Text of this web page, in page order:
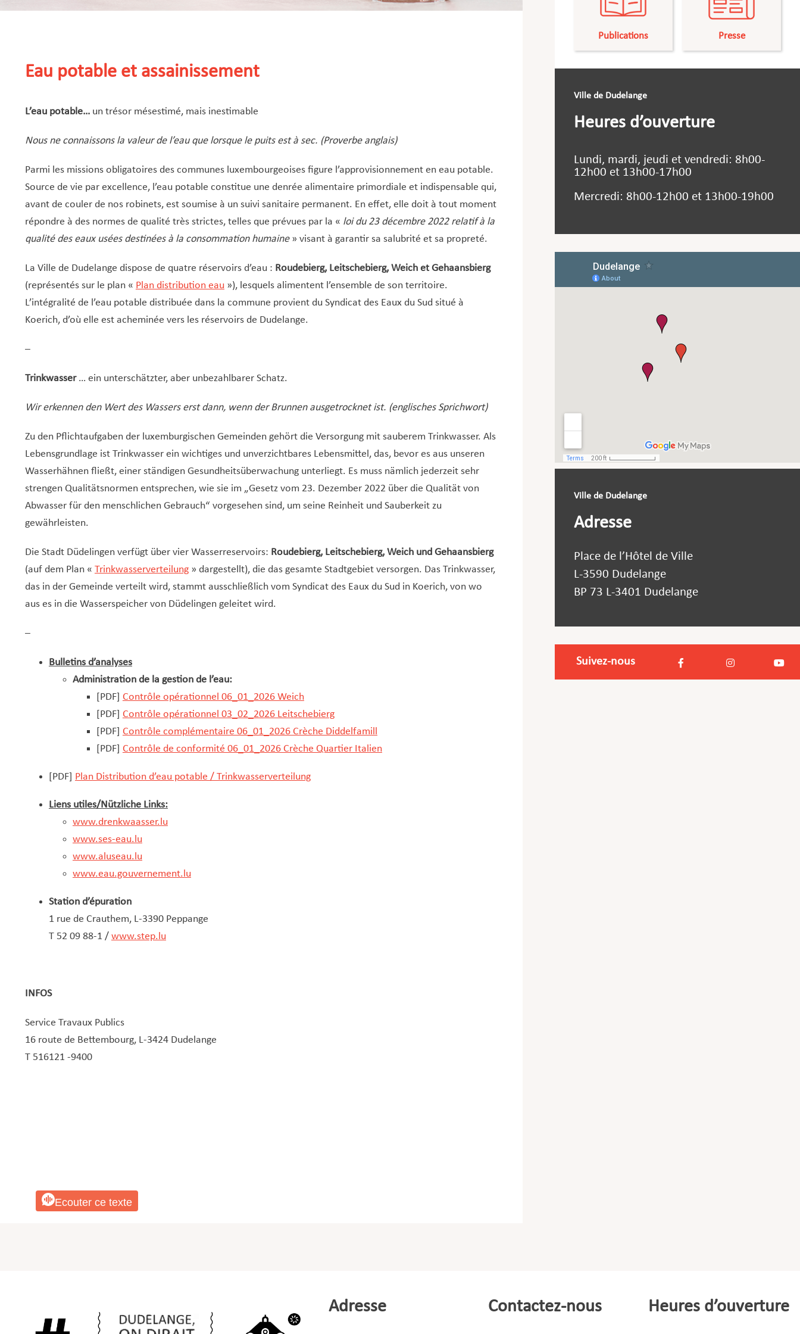
Eau potable et assainissement
L’eau potable… un trésor mésestimé, mais inestimable
Nous ne connaissons la valeur de l’eau que lorsque le puits est à sec. (Proverbe anglais)
Parmi les missions obligatoires des communes luxembourgeoises figure l’approvisionnement en eau potable.
Source de vie par excellence, l’eau potable constitue une denrée alimentaire primordiale et indispensable qui,
avant de couler de nos robinets, est soumise à un suivi sanitaire permanent. En effet, elle doit à tout moment
répondre à des normes de qualité très strictes, telles que prévues par la « loi du 23 décembre 2022 relatif à la
qualité des eaux usées destinées à la consommation humaine» visant à garantir sa salubrité et sa propreté.
La Ville de Dudelange dispose de quatre réservoirs d’eau : Roudebierg, Leitschebierg, Weich et Gehaansbierg
(représentés sur le plan « Plan distribution eau»), lesquels alimentent l’ensemble de son territoire.
L’intégralité de l’eau potable distribuée dans la commune provient du Syndicat des Eaux du Sud situé à
Koerich, d’où elle est acheminée vers les réservoirs de Dudelange.
–
Trinkwasser… ein unterschätzter, aber unbezahlbarer Schatz.
Wir erkennen den Wert des Wassers erst dann, wenn der Brunnen ausgetrocknet ist. (englisches Sprichwort)
Zu den Pflichtaufgaben der luxemburgischen Gemeinden gehört die Versorgung mit sauberem Trinkwasser. Als
Lebensgrundlage ist Trinkwasser ein wichtiges und unverzichtbares Lebensmittel, das, bevor es aus unseren
Wasserhähnen fließt, einer ständigen Gesundheitsüberwachung unterliegt. Es muss nämlich jederzeit sehr
strengen Qualitätsnormen entsprechen, wie sie im „Gesetz vom 23. Dezember 2022 über die Qualität von
Abwasser für den menschlichen Gebrauch“ vorgesehen sind, um seine Reinheit und Sauberkeit zu
gewährleisten.
Die Stadt Düdelingen verfügt über vier Wasserreservoirs: Roudebierg, Leitschebierg, Weich und Gehaansbierg
(auf dem Plan « Trinkwasserverteilung» dargestellt), die das gesamte Stadtgebiet versorgen. Das Trinkwasser,
das in der Gemeinde verteilt wird, stammt ausschließlich vom Syndicat des Eaux du Sud in Koerich, von wo
aus es in die Wasserspeicher von Düdelingen geleitet wird.
–
Bulletins d’analyses
Administration de la gestion de l’eau:
[PDF] Contrôle opérationnel 06_01_2026 Weich
[PDF] Contrôle opérationnel 03_02_2026 Leitschebierg
[PDF] Contrôle complémentaire 06_01_2026 Crèche Diddelfamill
[PDF] Contrôle de conformité 06_01_2026 Crèche Quartier Italien
[PDF] Plan Distribution d’eau potable / Trinkwasserverteilung
Liens utiles/Nützliche Links:
www.drenkwaasser.lu
www.ses-eau.lu
www.aluseau.lu
www.eau.gouvernement.lu
Station d’épuration
1 rue de Crauthem, L-3390 Peppange
T 52 09 88-1 / www.step.lu
INFOS
Service Travaux Publics
16 route de Bettembourg, L-3424 Dudelange
T 516121 -9400
Ecouter ce texte
Publications Presse
Ville de Dudelange
Heures d’ouverture
Lundi, mardi, jeudi et vendredi: 8h00-
12h00 et 13h00-17h00
Mercredi: 8h00-12h00 et 13h00-19h00
Ville de Dudelange
Adresse
Place de l’Hôtel de Ville
L-3590 Dudelange
BP 73 L-3401 Dudelange
Suivez-nous
Adresse Contactez-nous Heures d’ouverture